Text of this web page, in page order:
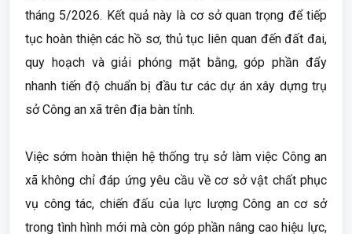
tháng 5/2026. Kết quả này là cơ sở quan trọng để tiếp
tục hoàn thiện các hồ sơ, thủ tục liên quan đến đất đai,
quy hoạch và giải phóng mặt bằng, góp phần đẩy
nhanh tiến độ chuẩn bị đầu tư các dự án xây dựng trụ
sở Công an xã trên địa bàn tỉnh.
Việc sớm hoàn thiện hệ thống trụ sở làm việc Công an
xã không chỉ đáp ứng yêu cầu về cơ sở vật chất phục
vụ công tác, chiến đấu của lực lượng Công an cơ sở
trong tình hình mới mà còn góp phần nâng cao hiệu lực,